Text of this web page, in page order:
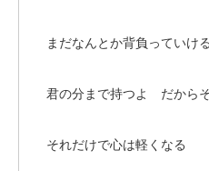
まだなんとか背負っていけ
君の分まで持つよ だから
それだけで心は軽くなる